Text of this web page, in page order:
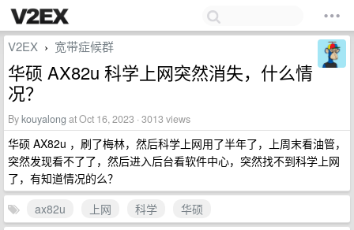
V2EX › 宽带症候群
华硕 AX82u 科学上网突然消失，什么情
况？
Bykouyalong at Oct 16, 2023 · 3013 views
华硕 AX82u ，刷了梅林，然后科学上网用了半年了，上周末看油管，
突然发现看不了了，然后进入后台看软件中心，突然找不到科学上网
了，有知道情况的么？
ax82u
上网 科学
华硕